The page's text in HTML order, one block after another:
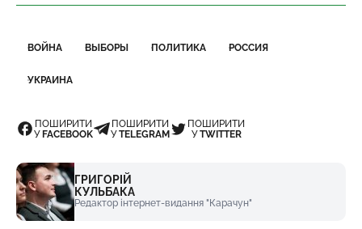
ВОЙНА ВЫБОРЫ ПОЛИТИКА РОССИЯ
УКРАИНА
ПОШИРИТИ
УFACEBOOK
ПОШИРИТИ
УTELEGRAM
ПОШИРИТИ
УTWITTER
ГРИГОРІЙ
КУЛЬБАКА
Редактор інтернет-видання "Карачун"